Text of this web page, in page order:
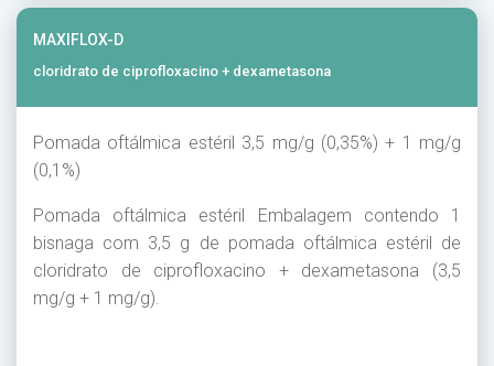
MAXIFLOX-D
cloridrato de ciprofloxacino + dexametasona
Pomada oftálmica estéril 3,5 mg/g (0,35%) + 1 mg/g
(0,1%)
Pomada oftálmica estéril Embalagem contendo 1
bisnaga com 3,5 g de pomada oftálmica estéril de
cloridrato de ciprofloxacino + dexametasona (3,5
mg/g + 1 mg/g).